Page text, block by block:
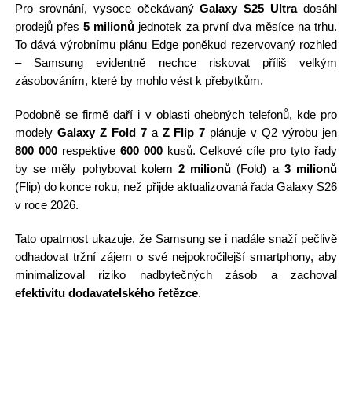
Pro srovnání, vysoce očekávanýGalaxy S25 Ultradosáhl
prodejů přes5 milionů jednotek za první dva měsíce na trhu.
To dává výrobnímu plánu Edge poněkud rezervovaný rozhled
– Samsung evidentně nechce riskovat příliš velkým
zásobováním, které by mohlo vést k přebytkům.
Podobně se firmě daří i v oblasti ohebných telefonů, kde pro
modely Galaxy Z Fold 7a Z Flip 7 plánuje v Q2 výrobu jen
800 000respektive 600 000kusů. Celkové cíle pro tyto řady
by se měly pohybovat kolem2 milionů (Fold) a 3 milionů
(Flip) do konce roku, než přijde aktualizovaná řada Galaxy S26
v roce 2026.
Tato opatrnost ukazuje, že Samsung se i nadále snaží pečlivě
odhadovat tržní zájem o své nejpokročilejší smartphony, aby
minimalizoval riziko nadbytečných zásob a zachoval
efektivitu dodavatelského řetězce.